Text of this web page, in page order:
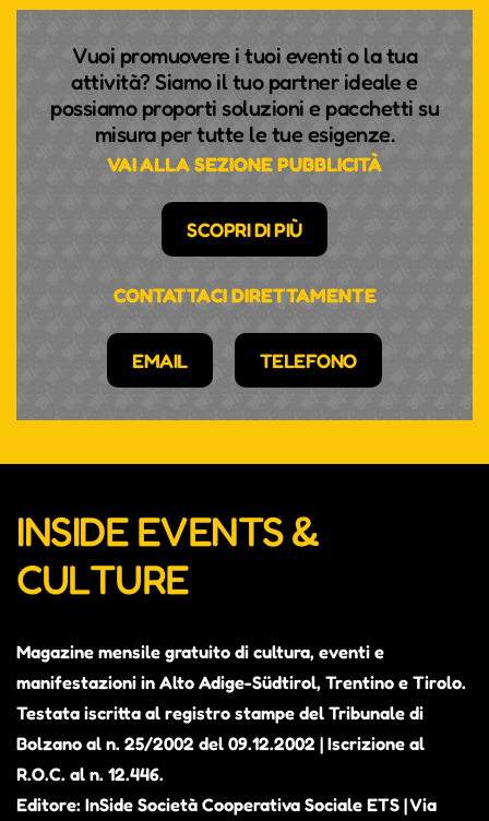
Vuoi promuovere i tuoi eventi o la tua
attività? Siamo il tuo partner ideale e
possiamo proporti soluzioni e pacchetti su
misura per tutte le tue esigenze.
VAI ALLA SEZIONE PUBBLICITÀ
SCOPRI DI PIÙ
CONTATTACI DIRETTAMENTE
EMAIL TELEFONO
INSIDE EVENTS &
CULTURE
Magazine mensile gratuito di cultura, eventi e
manifestazioni in Alto Adige-Südtirol, Trentino e Tirolo.
Testata iscritta al registro stampe del Tribunale di
Bolzano al n. 25/2002 del 09.12.2002 | Iscrizione al
R.O.C. al n. 12.446.
Editore: InSide Società Cooperativa Sociale ETS | Via